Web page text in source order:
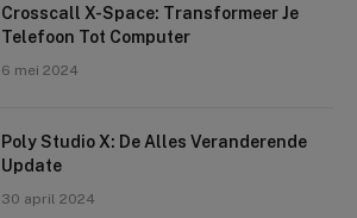
Crosscall X-Space: Transformeer Je
Telefoon Tot Computer
6 mei 2024
Poly Studio X: De Alles Veranderende
Update
30 april 2024